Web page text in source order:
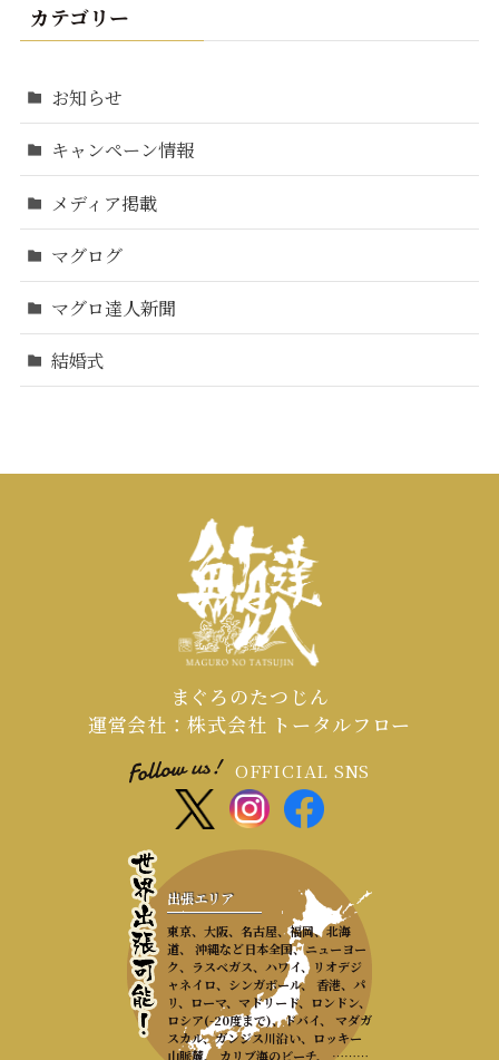
カテゴリー
お知らせ
キャンペーン情報
メディア掲載
マグログ
マグロ達人新聞
結婚式
まぐろのたつじん
運営会社：株式会社 トータルフロー
OFFICIAL SNS
出張エリア
東京、大阪、名古屋、福岡、北海
道、 沖縄など日本全国、ニューヨー
ク、ラスベガス、ハワイ、リオデジ
ャネイロ、シンガポール、 香港、パ
リ、ローマ、マドリード、ロンドン、
ロシア(-20度まで)、ドバイ、 マダガ
スカル、ガンジス川沿い、ロッキー
山脈麓、 カリブ海のビーチ、 ………